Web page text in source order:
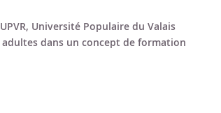
Université Populaire du Valais
dans un concept de formation